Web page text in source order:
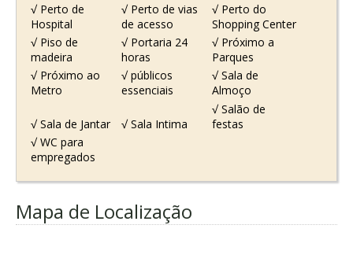
√ Perto de
Hospital
√ Perto de vias
de acesso
√ Perto do
Shopping Center
√ Piso de
madeira
√ Portaria 24
horas
√ Próximo a
Parques
√ Próximo ao
Metro
√ públicos
essenciais
√ Sala de
Almoço
√ Sala de Jantar √ Sala Intima
√ Salão de
festas
√ WC para
empregados
Mapa de Localização